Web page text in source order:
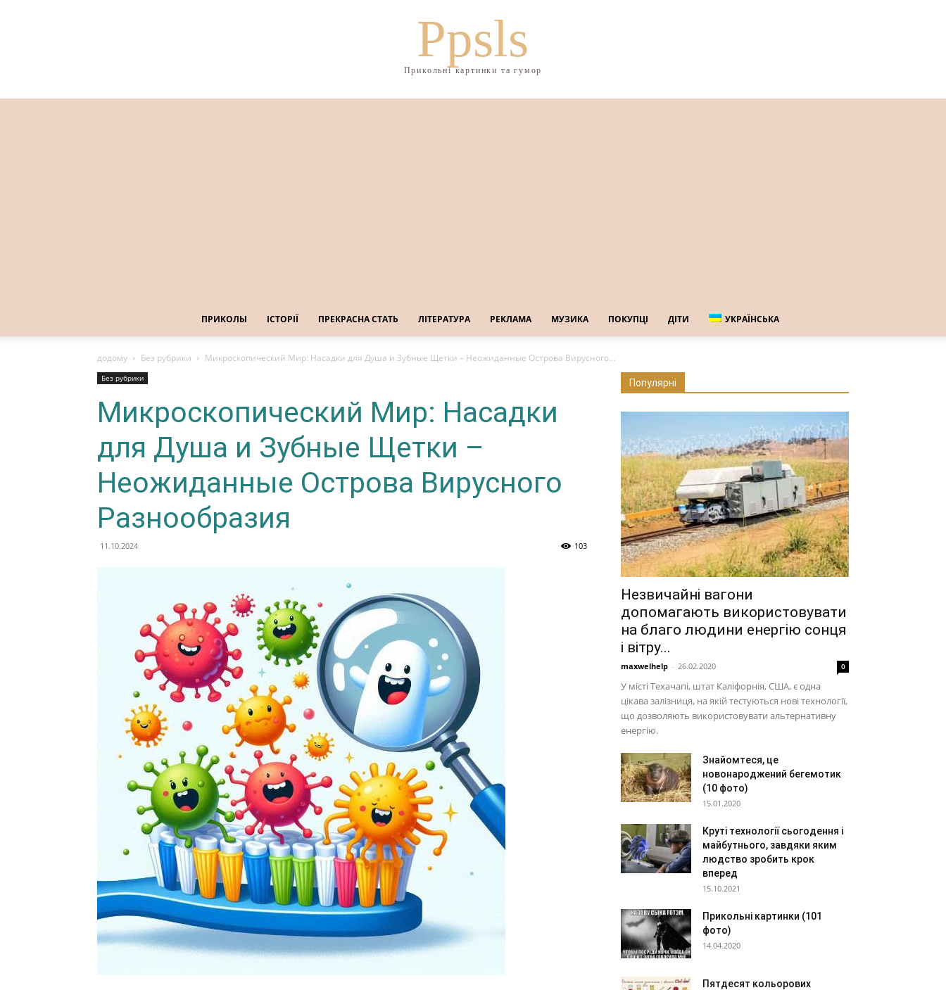
Ppsls
Прикольні картинки та гумор
ПРИКОЛЫ ІСТОРІЇ ПРЕКРАСНА СТАТЬ ЛІТЕРАТУРА РЕКЛАМА МУЗИКА ПОКУПЦІ ДІТИ УКРАЇНСЬКА
додому Без рубрики Микроскопический Мир: Насадки для Душа и Зубные Щетки – Неожиданные Острова Вирусного...
Без рубрики
Микроскопический Мир: Насадки
для Душа и Зубные Щетки –
Неожиданные Острова Вирусного
Разнообразия
11.10.2024 103
Популярні
Незвичайні вагони
допомагають використовувати
на благо людини енергію сонця
і вітру...
maxwelhelp - 26.02.2020 0
У місті Техачапі, штат Каліфорнія, США, є одна
цікава залізниця, на якій тестуються нові технології,
що дозволяють використовувати альтернативну
енергію.
Знайомтеся, це
новонароджений бегемотик
(10 фото)
15.01.2020
Круті технології сьогодення і
майбутнього, завдяки яким
людство зробить крок
вперед
15.10.2021
Прикольні картинки (101
фото)
14.04.2020
Пятдесят кольорових